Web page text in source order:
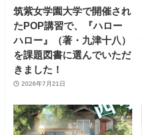
筑紫女学園大学で開催され
たPOP講習で、『ハロー
ハロー』（著・九津十八）
を課題図書に選んでいただ
きました！
2026年7月21日